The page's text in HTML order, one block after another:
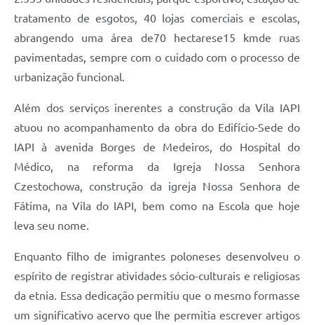
tratamento de esgotos, 40 lojas comerciais e escolas,
abrangendo uma área de70 hectarese15 kmde ruas
pavimentadas, sempre com o cuidado com o processo de
urbanização funcional.
Além dos serviços inerentes a construção da Vila IAPI
atuou no acompanhamento da obra do Edifício-Sede do
IAPI à avenida Borges de Medeiros, do Hospital do
Médico, na reforma da Igreja Nossa Senhora
Czestochowa, construção da igreja Nossa Senhora de
Fátima, na Vila do IAPI, bem como na Escola que hoje
leva seu nome.
Enquanto filho de imigrantes poloneses desenvolveu o
espírito de registrar atividades sócio-culturais e religiosas
da etnia. Essa dedicação permitiu que o mesmo formasse
um significativo acervo que lhe permitia escrever artigos